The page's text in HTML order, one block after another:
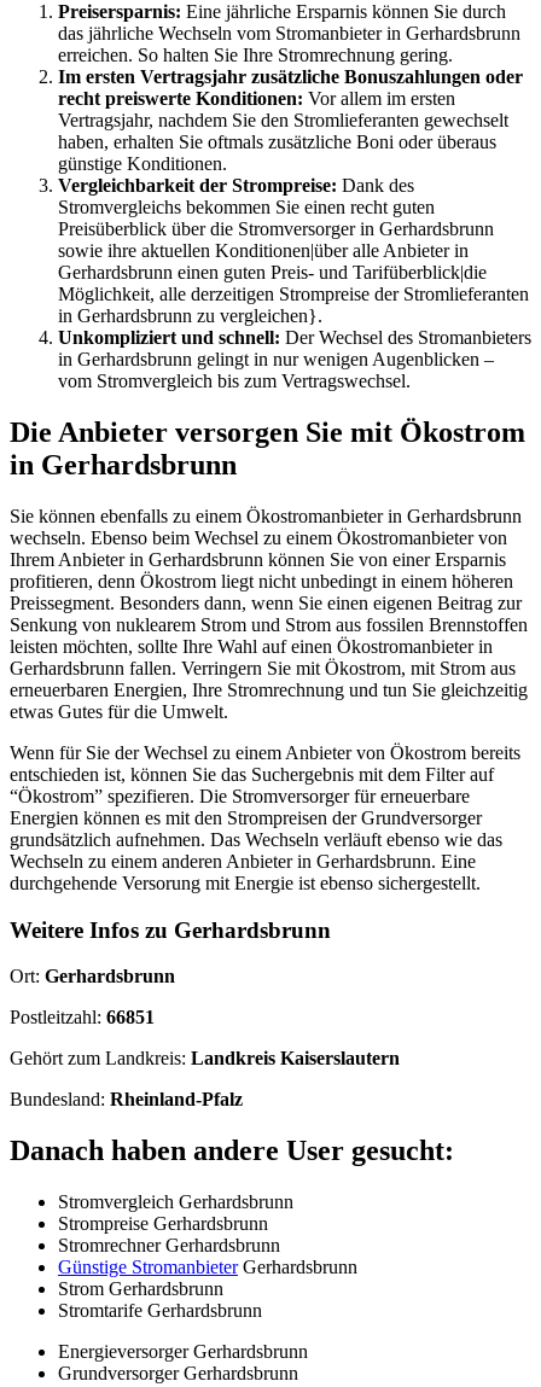
Preisersparnis: Eine jährliche Ersparnis können Sie durch
das jährliche Wechseln vom Stromanbieter in Gerhardsbrunn
erreichen. So halten Sie Ihre Stromrechnung gering.
Im ersten Vertragsjahr zusätzliche Bonuszahlungen oder
recht preiswerte Konditionen: Vor allem im ersten
Vertragsjahr, nachdem Sie den Stromlieferanten gewechselt
haben, erhalten Sie oftmals zusätzliche Boni oder überaus
günstige Konditionen.
Vergleichbarkeit der Strompreise: Dank des
Stromvergleichs bekommen Sie einen recht guten
Preisüberblick über die Stromversorger in Gerhardsbrunn
sowie ihre aktuellen Konditionen|über alle Anbieter in
Gerhardsbrunn einen guten Preis- und Tarifüberblick|die
Möglichkeit, alle derzeitigen Strompreise der Stromlieferanten
in Gerhardsbrunn zu vergleichen}.
Unkompliziert und schnell: Der Wechsel des Stromanbieters
in Gerhardsbrunn gelingt in nur wenigen Augenblicken –
vom Stromvergleich bis zum Vertragswechsel.
Die Anbieter versorgen Sie mit Ökostrom
in Gerhardsbrunn
Sie können ebenfalls zu einem Ökostromanbieter in Gerhardsbrunn
wechseln. Ebenso beim Wechsel zu einem Ökostromanbieter von
Ihrem Anbieter in Gerhardsbrunn können Sie von einer Ersparnis
profitieren, denn Ökostrom liegt nicht unbedingt in einem höheren
Preissegment. Besonders dann, wenn Sie einen eigenen Beitrag zur
Senkung von nuklearem Strom und Strom aus fossilen Brennstoffen
leisten möchten, sollte Ihre Wahl auf einen Ökostromanbieter in
Gerhardsbrunn fallen. Verringern Sie mit Ökostrom, mit Strom aus
erneuerbaren Energien, Ihre Stromrechnung und tun Sie gleichzeitig
etwas Gutes für die Umwelt.
Wenn für Sie der Wechsel zu einem Anbieter von Ökostrom bereits
entschieden ist, können Sie das Suchergebnis mit dem Filter auf
“Ökostrom” spezifieren. Die Stromversorger für erneuerbare
Energien können es mit den Strompreisen der Grundversorger
grundsätzlich aufnehmen. Das Wechseln verläuft ebenso wie das
Wechseln zu einem anderen Anbieter in Gerhardsbrunn. Eine
durchgehende Versorung mit Energie ist ebenso sichergestellt.
Weitere Infos zu Gerhardsbrunn
Ort: Gerhardsbrunn
Postleitzahl: 66851
Gehört zum Landkreis: Landkreis Kaiserslautern
Bundesland: Rheinland-Pfalz
Danach haben andere User gesucht:
Stromvergleich Gerhardsbrunn
Strompreise Gerhardsbrunn
Stromrechner Gerhardsbrunn
Günstige StromanbieterGerhardsbrunn
Strom Gerhardsbrunn
Stromtarife Gerhardsbrunn
Energieversorger Gerhardsbrunn
Grundversorger Gerhardsbrunn